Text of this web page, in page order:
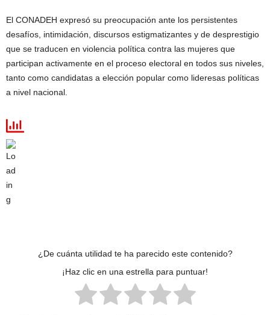
El CONADEH expresó su preocupación ante los persistentes
desafíos, intimidación, discursos estigmatizantes y de desprestigio
que se traducen en violencia política contra las mujeres que
participan activamente en el proceso electoral en todos sus niveles,
tanto como candidatas a elección popular como lideresas políticas
a nivel nacional.
¿De cuánta utilidad te ha parecido este contenido?
¡Haz clic en una estrella para puntuar!